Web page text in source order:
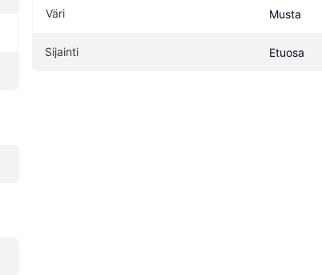
Väri Musta
Sijainti Etuosa